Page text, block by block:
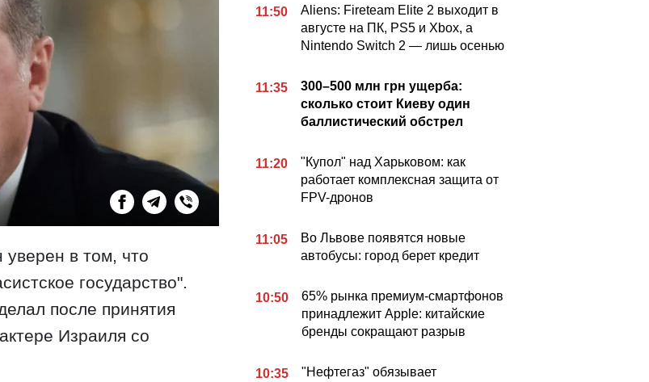
в том, что
государство".
после принятия
Израиля со
11:50
Aliens: Fireteam Elite 2 выходит в
августе на ПК, PS5 и Xbox, а
Nintendo Switch 2 — лишь осенью
11:35
300–500 млн грн ущерба:
сколько стоит Киеву один
баллистический обстрел
11:20
"Купол" над Харьковом: как
работает комплексная защита от
FPV-дронов
11:05
Во Львове появятся новые
автобусы: город берет кредит
10:50
65% рынка премиум-смартфонов
принадлежит Apple: китайские
бренды сокращают разрыв
10:35
"Нефтегаз" обязывает